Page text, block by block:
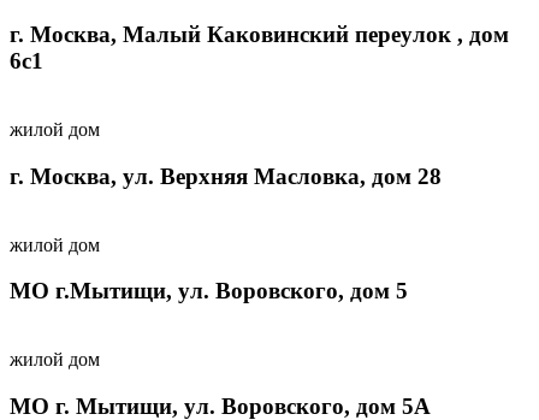
г. Москва, Малый Каковинский переулок , дом
6с1
жилой дом
г. Москва, ул. Верхняя Масловка, дом 28
жилой дом
МО г.Мытищи, ул. Воровского, дом 5
жилой дом
МО г. Мытищи, ул. Воровского, дом 5А